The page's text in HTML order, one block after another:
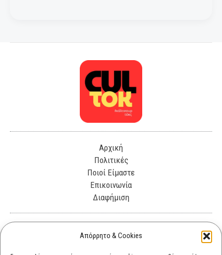
Απόρρητο & Cookies
Αρχική
Πολιτικές
Ποιοί Είμαστε
Επικοινωνία
Διαφήμιση
Λεωφόρος Θησέως 330. Καλλιθέα, 17675